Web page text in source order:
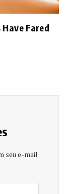
Fared
seu e-mail